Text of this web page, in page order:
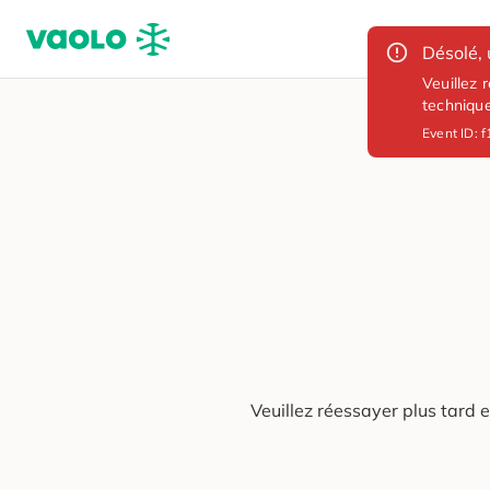
Désolé,
Veuillez
Event ID:
Veuillez réessayer plus tard